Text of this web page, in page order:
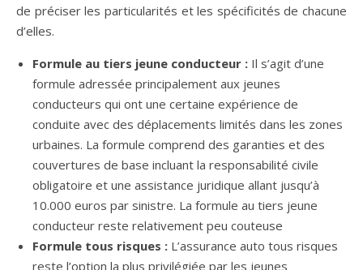
de préciser les particularités et les spécificités de chacune
d’elles.
Formule au tiers jeune conducteur : Il s’agit d’une
formule adressée principalement aux jeunes
conducteurs qui ont une certaine expérience de
conduite avec des déplacements limités dans les zones
urbaines. La formule comprend des garanties et des
couvertures de base incluant la responsabilité civile
obligatoire et une assistance juridique allant jusqu’à
10.000 euros par sinistre. La formule au tiers jeune
conducteur reste relativement peu couteuse
Formule tous risques : L’assurance auto tous risques
reste l’option la plus privilégiée par les jeunes